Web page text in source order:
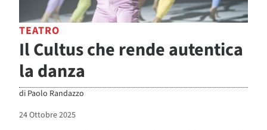
TEATRO
Il Cultus che rende autentica
la danza
di Paolo Randazzo
24 Ottobre 2025